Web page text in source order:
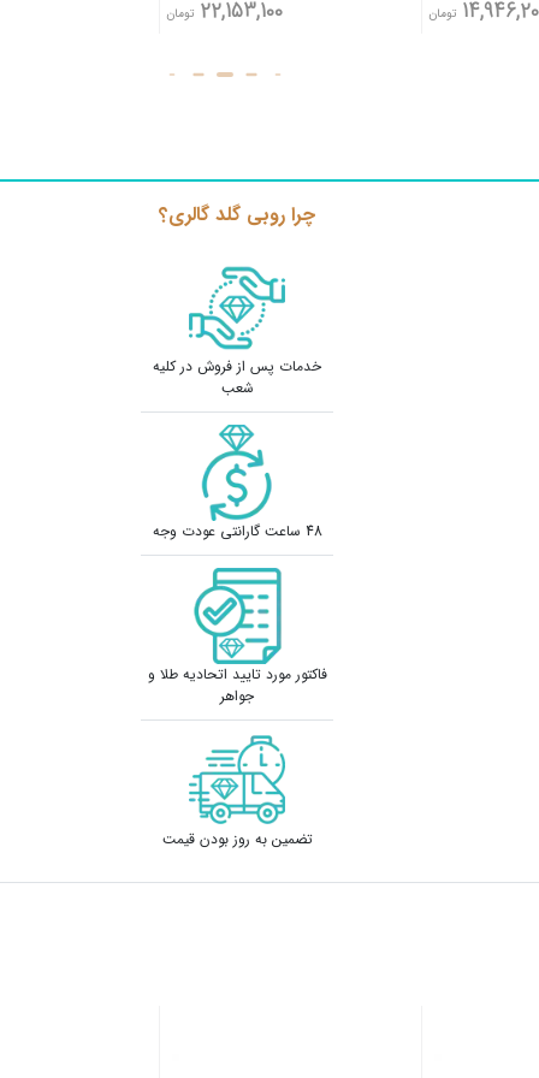
تومان 22,153,100 تومان
چرا روبی گلد گالری؟
خدمات پس از فروش در کلیه
شعب
48 ساعت گارانتی عودت وجه
فاکتور مورد تایید اتحادیه طلا و
جواهر
تضمین به روز بودن قیمت